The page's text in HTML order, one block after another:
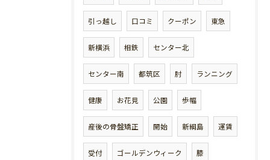
引っ越し 口コミ クーポン 東急
新横浜 相鉄 センター北
センター南 都筑区 肘 ランニング
健康 お花見 公園 歩幅
産後の骨盤矯正 開始 新綱島 運賃
受付 ゴールデンウィーク 膝